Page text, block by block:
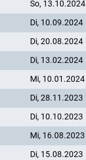
So, 13.10.2024
Di, 10.09.2024
Di, 20.08.2024
Di, 13.02.2024
Mi, 10.01.2024
Di, 28.11.2023
Di, 10.10.2023
Mi, 16.08.2023
Di, 15.08.2023